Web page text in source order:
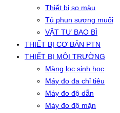
Thiết bị so màu
Tủ phun sương muối
VẬT TƯ BAO BÌ
THIẾT BỊ CƠ BẢN PTN
THIẾT BỊ MÔI TRƯỜNG
Màng lọc sinh học
Máy đo đa chỉ tiêu
Máy đo độ dẫn
Máy đo độ mặn